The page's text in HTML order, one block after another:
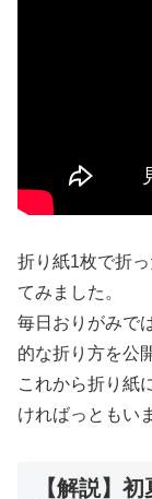
折り紙1枚で折
てみました。
毎日おりがみで
的な折り方を公
これから折り紙
ければっともい
【解説】